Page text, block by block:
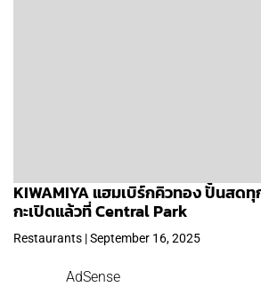
KIWAMIYA แฮมเบิร์กคิวทอง ปั้นสด
กะเปิดแล้วที่ Central Park
Restaurants | September 16, 2025
AdSense